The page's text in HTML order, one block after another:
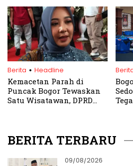
Hok Lo Pan
Berita . Headline
Kemacetan Parah di
Puncak Bogor Tewaskan
Satu Wisatawan, DPRD
BERITA TERBARU
09/08/2026